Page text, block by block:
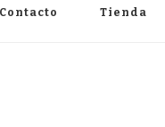
Contacto Tienda